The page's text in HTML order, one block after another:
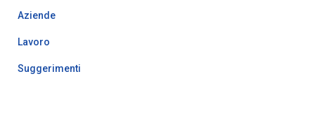
Aziende
Lavoro
Suggerimenti